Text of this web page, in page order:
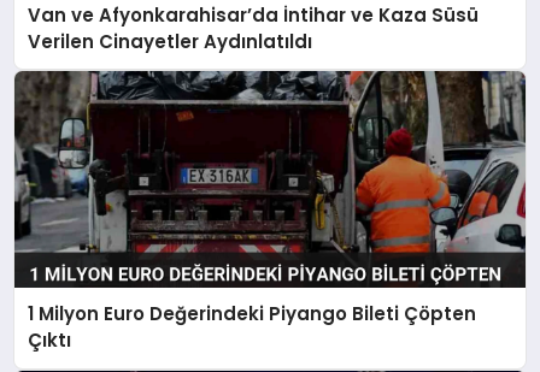
Van ve Afyonkarahisar’da İntihar ve Kaza Süsü
Verilen Cinayetler Aydınlatıldı
1 Milyon Euro Değerindeki Piyango Bileti Çöpten
Çıktı